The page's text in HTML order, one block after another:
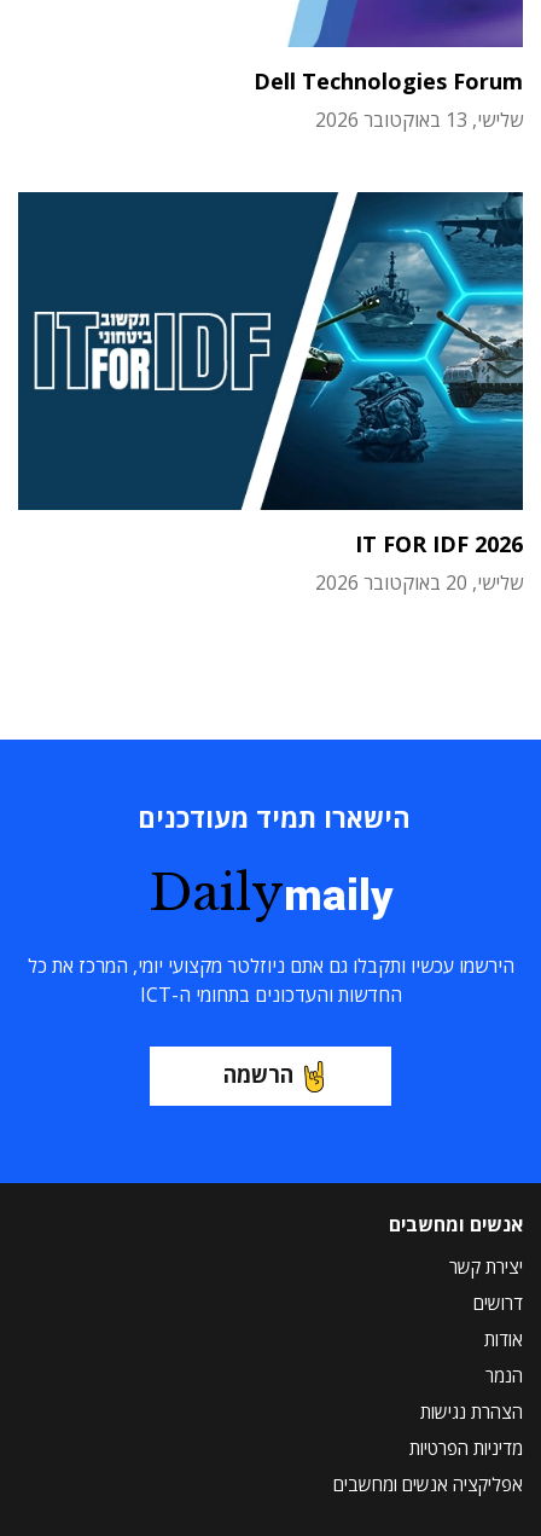
Dell Technologies Forum
שלישי, 13 באוקטובר 2026
IT FOR IDF 2026
שלישי, 20 באוקטובר 2026
הישארו תמיד מעודכנים
Dailymaily
הירשמו עכשיו ותקבלו גם אתם ניוזלטר מקצועי יומי, המרכז את כל
החדשות והעדכונים בתחומי ה-ICT
הרשמה
אנשים ומחשבים
יצירת קשר
דרושים
אודות
הנמר
הצהרת נגישות
מדיניות הפרטיות
אפליקציה אנשים ומחשבים